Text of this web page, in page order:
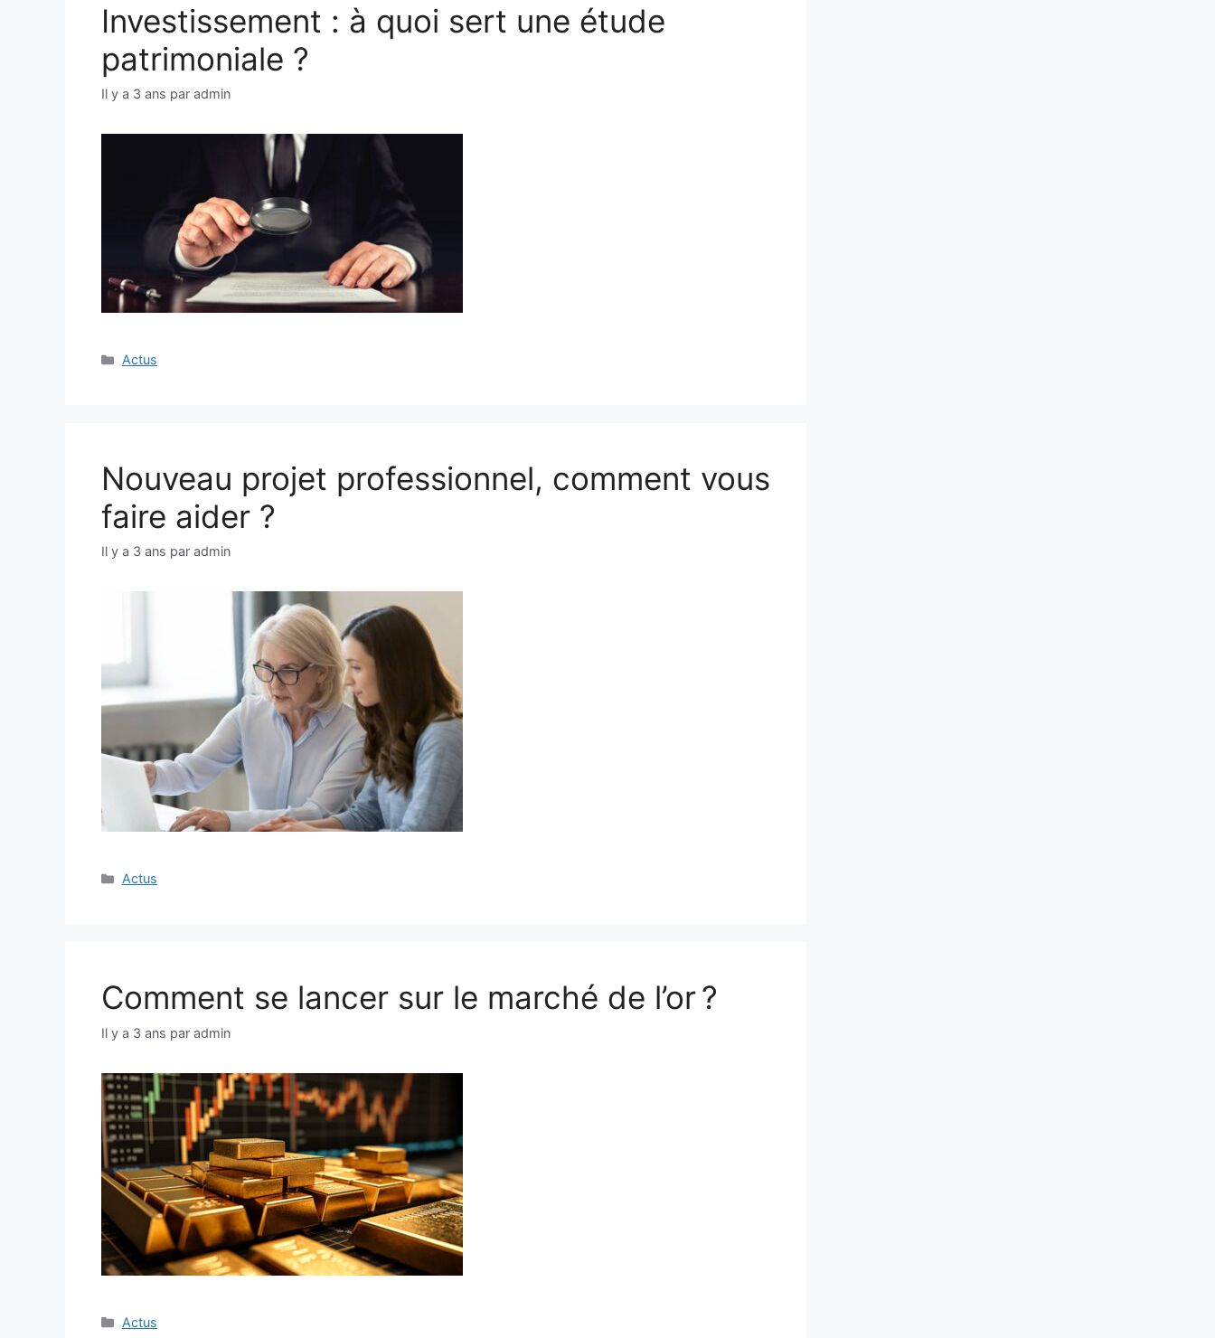
Investissement : à quoi sert une étude
patrimoniale ?
Il y a 3 ans par admin
Catégories
Actus
Nouveau projet professionnel, comment vous
faire aider ?
Il y a 3 ans par admin
Catégories
Actus
Comment se lancer sur le marché de l’or ?
Il y a 3 ans par admin
Catégories
Actus